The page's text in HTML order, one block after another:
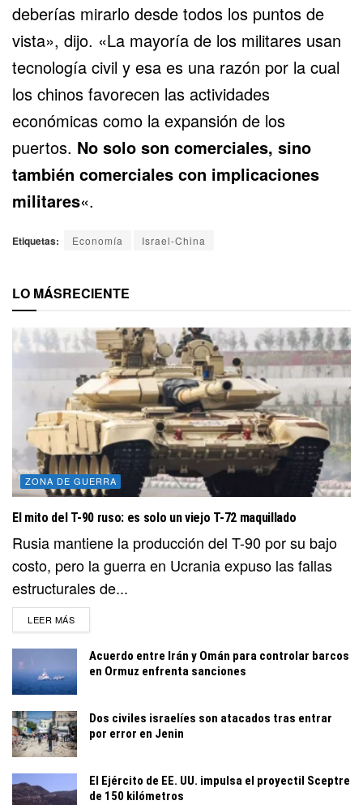
deberías mirarlo desde todos los puntos de
vista», dijo. «La mayoría de los militares usan
tecnología civil y esa es una razón por la cual
los chinos favorecen las actividades
económicas como la expansión de los
puertos. No solo son comerciales, sino
también comerciales con implicaciones
militares«.
Etiquetas: Economía Israel-China
LO MÁSRECIENTE
ZONA DE GUERRA
El mito del T-90 ruso: es solo un viejo T-72 maquillado
Rusia mantiene la producción del T-90 por su bajo
costo, pero la guerra en Ucrania expuso las fallas
estructurales de...
LEER MÁSDETAILS
Acuerdo entre Irán y Omán para controlar barcos
en Ormuz enfrenta sanciones
Dos civiles israelíes son atacados tras entrar
por error en Jenin
El Ejército de EE. UU. impulsa el proyectil Sceptre
de 150 kilómetros